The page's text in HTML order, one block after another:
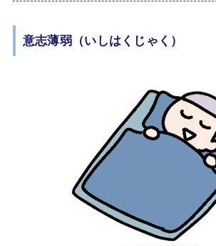
意志薄弱（いしはくじゃく）